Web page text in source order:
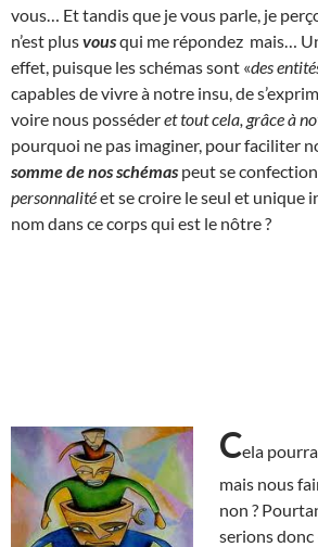
vous… Et tandis que je vous parle, je
n’est plusvousqui me répondez mais…
effet, puisque les schémas sont «des
capables de vivre à notre insu, de
voire nous posséderet tout cela, grâce à
pourquoi ne pas imaginer, pour faciliter
somme de nos schémas peut se
personnalitéet se croire le seul et unique
nom dans ce corps qui est le nôtre ?
Cela
mais nous
non ?
serions donc